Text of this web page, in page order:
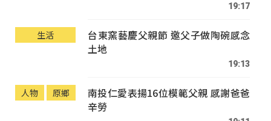
19:17
生活
台東窯藝慶父親節 邀父子做陶碗感念
土地
19:13
人物 原鄉
南投仁愛表揚16位模範父親 感謝爸爸
辛勞